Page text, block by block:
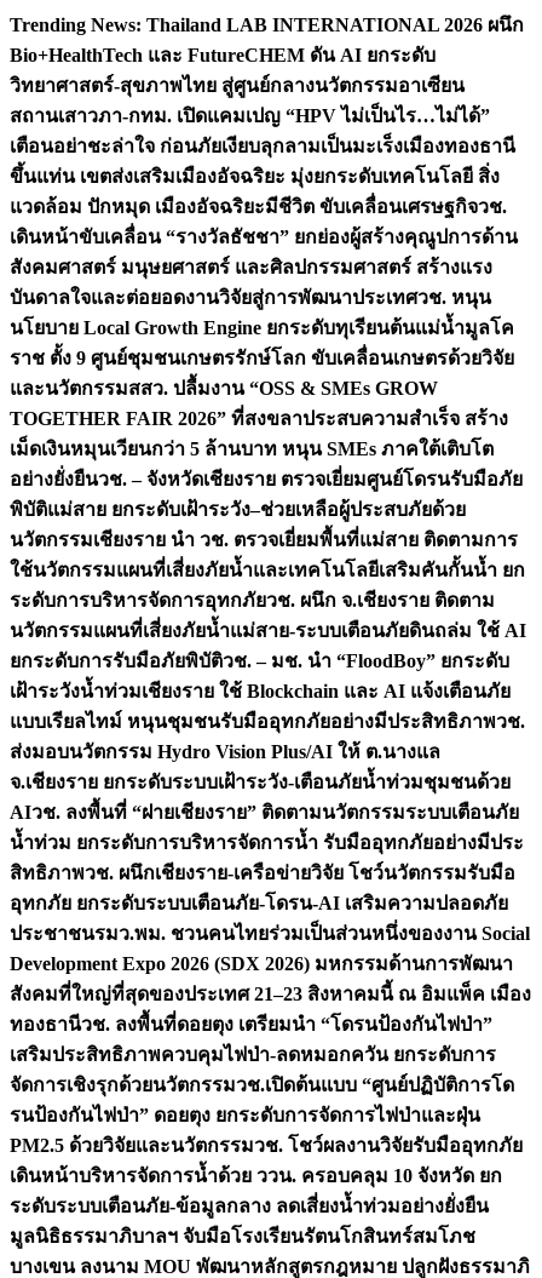
Skip
content
Trending News: Thailand LAB INTERNATIONAL 2026 ผนึก
Bio+HealthTech และ FutureCHEM ดัน AI ยกระดับ
วิทยาศาสตร์-สุขภาพไทย สู่ศูนย์กลางนวัตกรรมอาเซียน
สถานเสาวภา-กทม. เปิดแคมเปญ “HPV ไม่เป็นไร…ไม่ได้”
เตือนอย่าชะล่าใจ ก่อนภัยเงียบลุกลามเป็นมะเร็งเมืองทองธานี
ขึ้นแท่น เขตส่งเสริมเมืองอัจฉริยะ มุ่งยกระดับเทคโนโลยี สิ่ง
แวดล้อม ปักหมุด เมืองอัจฉริยะมีชีวิต ขับเคลื่อนเศรษฐกิจวช.
เดินหน้าขับเคลื่อน “รางวัลธัชชา” ยกย่องผู้สร้างคุณูปการด้าน
สังคมศาสตร์ มนุษยศาสตร์ และศิลปกรรมศาสตร์ สร้างแรง
บันดาลใจและต่อยอดงานวิจัยสู่การพัฒนาประเทศวช. หนุน
นโยบาย Local Growth Engine ยกระดับทุเรียนต้นแม่น้ำมูลโค
ราช ตั้ง 9 ศูนย์ชุมชนเกษตรรักษ์โลก ขับเคลื่อนเกษตรด้วยวิจัย
และนวัตกรรมสสว. ปลื้มงาน “OSS & SMEs GROW
TOGETHER FAIR 2026” ที่สงขลาประสบความสำเร็จ สร้าง
เม็ดเงินหมุนเวียนกว่า 5 ล้านบาท หนุน SMEs ภาคใต้เติบโต
อย่างยั่งยืนวช. – จังหวัดเชียงราย ตรวจเยี่ยมศูนย์โดรนรับมือภัย
พิบัติแม่สาย ยกระดับเฝ้าระวัง–ช่วยเหลือผู้ประสบภัยด้วย
นวัตกรรมเชียงราย นำ วช. ตรวจเยี่ยมพื้นที่แม่สาย ติดตามการ
ใช้นวัตกรรมแผนที่เสี่ยงภัยน้ำและเทคโนโลยีเสริมคันกั้นน้ำ ยก
ระดับการบริหารจัดการอุทกภัยวช. ผนึก จ.เชียงราย ติดตาม
นวัตกรรมแผนที่เสี่ยงภัยน้ำแม่สาย-ระบบเตือนภัยดินถล่ม ใช้ AI
ยกระดับการรับมือภัยพิบัติวช. – มช. นำ “FloodBoy” ยกระดับ
เฝ้าระวังน้ำท่วมเชียงราย ใช้ Blockchain และ AI แจ้งเตือนภัย
แบบเรียลไทม์ หนุนชุมชนรับมืออุทกภัยอย่างมีประสิทธิภาพวช.
ส่งมอบนวัตกรรม Hydro Vision Plus/AI ให้ ต.นางแล
จ.เชียงราย ยกระดับระบบเฝ้าระวัง-เตือนภัยน้ำท่วมชุมชนด้วย
AIวช. ลงพื้นที่ “ฝายเชียงราย” ติดตามนวัตกรรมระบบเตือนภัย
น้ำท่วม ยกระดับการบริหารจัดการน้ำ รับมืออุทกภัยอย่างมีประ
สิทธิภาพวช. ผนึกเชียงราย-เครือข่ายวิจัย โชว์นวัตกรรมรับมือ
อุทกภัย ยกระดับระบบเตือนภัย-โดรน-AI เสริมความปลอดภัย
ประชาชนรมว.พม. ชวนคนไทยร่วมเป็นส่วนหนึ่งของงาน Social
Development Expo 2026 (SDX 2026) มหกรรมด้านการพัฒนา
สังคมที่ใหญ่ที่สุดของประเทศ 21–23 สิงหาคมนี้ ณ อิมแพ็ค เมือง
ทองธานีวช. ลงพื้นที่ดอยตุง เตรียมนำ “โดรนป้องกันไฟป่า”
เสริมประสิทธิภาพควบคุมไฟป่า-ลดหมอกควัน ยกระดับการ
จัดการเชิงรุกด้วยนวัตกรรมวช.เปิดต้นแบบ “ศูนย์ปฏิบัติการโด
รนป้องกันไฟป่า” ดอยตุง ยกระดับการจัดการไฟป่าและฝุ่น
PM2.5 ด้วยวิจัยและนวัตกรรมวช. โชว์ผลงานวิจัยรับมืออุทกภัย
เดินหน้าบริหารจัดการน้ำด้วย ววน. ครอบคลุม 10 จังหวัด ยก
ระดับระบบเตือนภัย-ข้อมูลกลาง ลดเสี่ยงน้ำท่วมอย่างยั่งยืน
มูลนิธิธรรมาภิบาลฯ จับมือโรงเรียนรัตนโกสินทร์สมโภช
บางเขน ลงนาม MOU พัฒนาหลักสูตรกฎหมาย ปลูกฝังธรรมาภิ